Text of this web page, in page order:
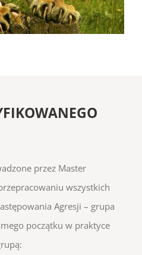
przez Master
wszystkich
Agresji – grupa
początku w praktyce